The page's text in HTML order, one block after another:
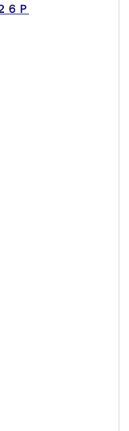
Ｐ